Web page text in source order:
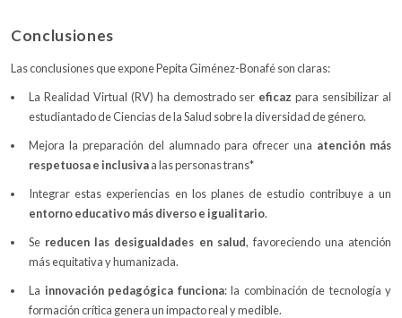
Conclusiones
Las conclusiones que expone Pepita Giménez-Bonafé son claras:
La Realidad Virtual (RV) ha demostrado ser eficaz para sensibilizar al
estudiantado de Ciencias de la Salud sobre la diversidad de género.
Mejora la preparación del alumnado para ofrecer una atención más
respetuosa e inclusivaa las personas trans*
Integrar estas experiencias en los planes de estudio contribuye a un
entorno educativo más diverso e igualitario.
Se reducen las desigualdades en salud, favoreciendo una atención
más equitativa y humanizada.
La innovación pedagógica funciona: la combinación de tecnología y
formación crítica genera un impacto real y medible.